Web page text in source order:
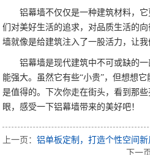
铝幕墙不仅仅是一种建筑材料，
们对美好生活的追求，对品质生活的
墙就像是给建筑注入了一股活力，让我
铝幕墙是现代建筑中不可或缺的
能强大。虽然它有些“小贵”，但想想
是值得的。下次你走在街头，看到那
眼，感受一下铝幕墙带来的美好吧！
上一页：铝单板定制，打造个性空间新
下一